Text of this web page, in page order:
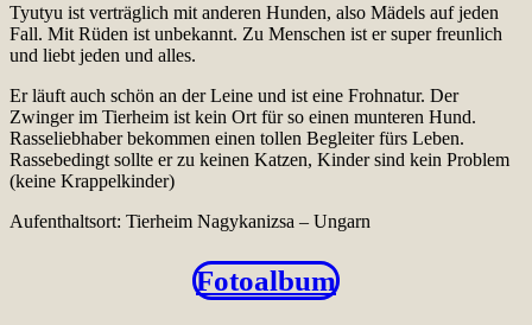
Tyutyu ist verträglich mit anderen Hunden, also Mädels auf jeden
Fall. Mit Rüden ist unbekannt. Zu Menschen ist er super freunlich
und liebt jeden und alles.
Er läuft auch schön an der Leine und ist eine Frohnatur. Der
Zwinger im Tierheim ist kein Ort für so einen munteren Hund.
Rasseliebhaber bekommen einen tollen Begleiter fürs Leben.
Rassebedingt sollte er zu keinen Katzen, Kinder sind kein Problem
(keine Krappelkinder)
Aufenthaltsort: Tierheim Nagykanizsa – Ungarn
Fotoalbum